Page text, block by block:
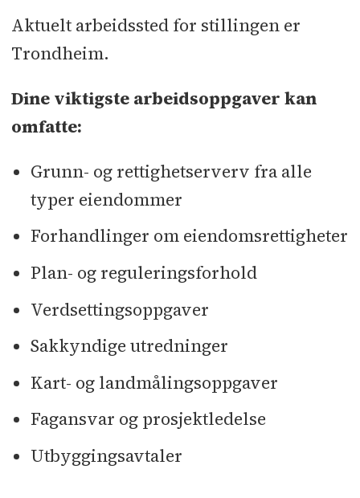
Aktuelt arbeidssted for stillingen er
Trondheim.
Dine viktigste arbeidsoppgaver kan
omfatte:
Grunn- og rettighetserverv fra alle
typer eiendommer
Forhandlinger om eiendomsrettigheter
Plan- og reguleringsforhold
Verdsettingsoppgaver
Sakkyndige utredninger
Kart- og landmålingsoppgaver
Fagansvar og prosjektledelse
Utbyggingsavtaler